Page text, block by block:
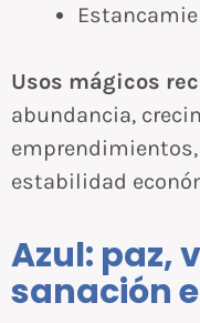
Usos mágicos
abundancia,
estabilidad
Azul: paz,
sanación